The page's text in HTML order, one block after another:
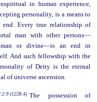
in human experience,
personality, is a means to
end. Every true relationship of
man with other persons—
or divine—is an end in
And such fellowship with the
of Deity is the eternal
of universe ascension.
(1228.4) The possession of